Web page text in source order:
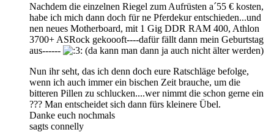
Nachdem die einzelnen Riegel zum Aufrüsten a´55 € kosten,
habe ich mich dann doch für ne Pferdekur entschieden...und
nen neues Motherboard, mit 1 Gig DDR RAM 400, Athlon
3700+ ASRock gekoooft----dafür fällt dann mein Geburtstag
aus------
(da kann man dann ja auch nicht älter werden)
Nun ihr seht, das ich denn doch eure Ratschläge befolge,
wenn ich auch immer ein bischen Zeit brauche, um die
bitteren Pillen zu schlucken....wer nimmt die schon gerne ein
??? Man entscheidet sich dann fürs kleinere Übel.
Danke euch nochmals
sagts connelly